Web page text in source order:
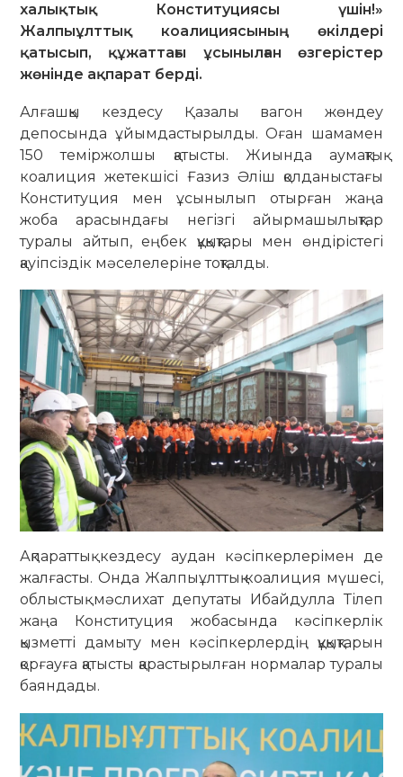
халықтық Конституциясы үшін!»
Жалпыұлттық коалициясының өкілдері
қатысып, құжаттағы ұсынылған өзгерістер
жөнінде ақпарат берді.
Алғашқы кездесу Қазалы вагон жөндеу
депосында ұйымдастырылды. Оған шамамен
150 теміржолшы қатысты. Жиында аумақтық
коалиция жетекшісі Ғазиз Әліш қолданыстағы
Конституция мен ұсынылып отырған жаңа
жоба арасындағы негізгі айырмашылықтар
туралы айтып, еңбек құқықтары мен өндірістегі
қауіпсіздік мәселелеріне тоқталды.
Ақпараттық кездесу аудан кәсіпкерлерімен де
жалғасты. Онда Жалпыұлттық коалиция мүшесі,
облыстық мәслихат депутаты Ибайдулла Тілеп
жаңа Конституция жобасында кәсіпкерлік
қызметті дамыту мен кәсіпкерлердің құқықтарын
қорғауға қатысты қарастырылған нормалар туралы
баяндады.